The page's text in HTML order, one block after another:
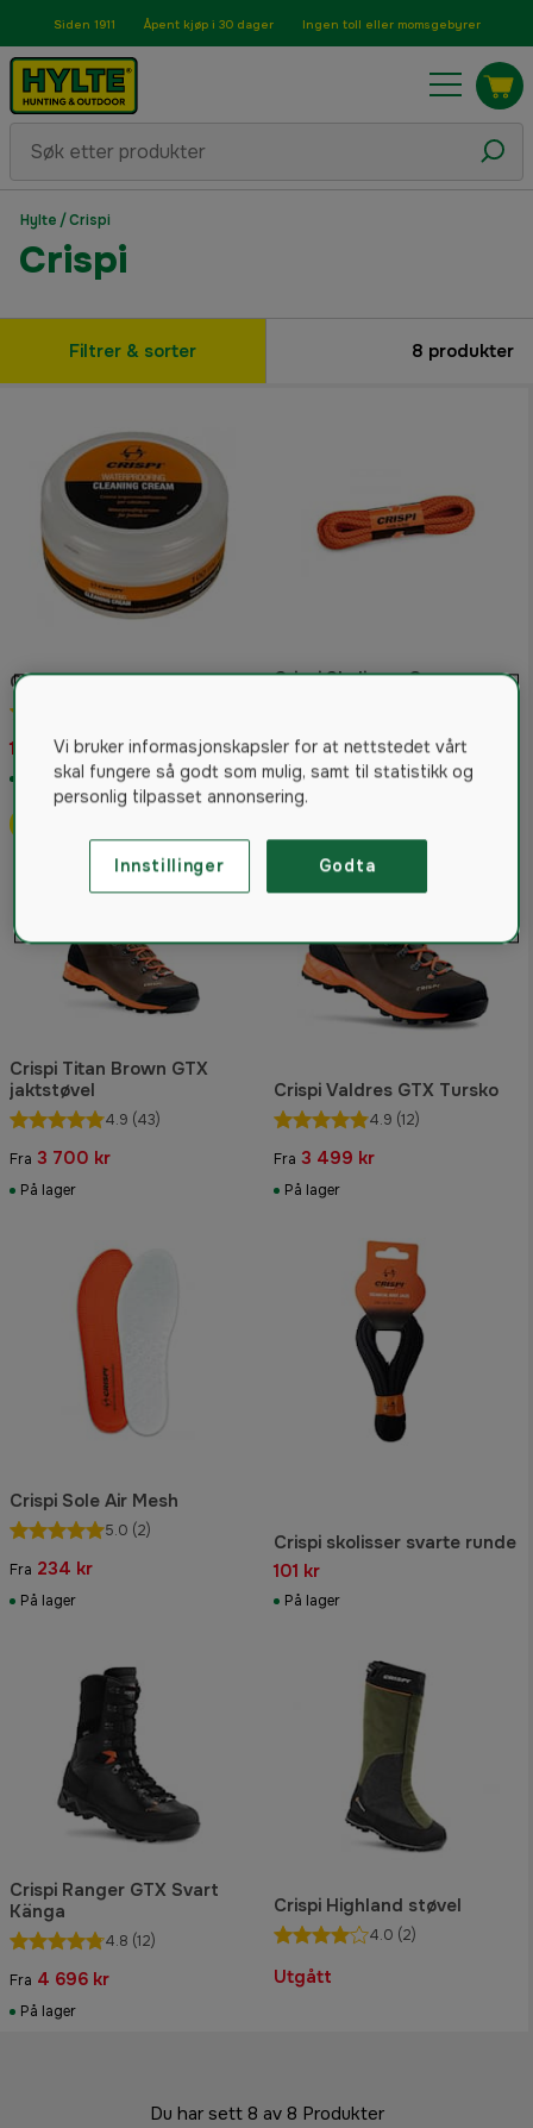
Siden 1911 Åpent kjøp i 30 dager Ingen toll eller momsgebyrer
Hylte /Crispi
Crispi
Filtrer & sorter 8 produkter
Crispi wax 100ML
179 kr
På lager
Crispi Skolisser Orange
Fra 71 kr
På lager
Crispi Titan Brown GTX
jaktstøvel
4.9 (43)
Fra 3 700 kr
På lager
Crispi Valdres GTX Tursko
4.9 (12)
Fra 3 499 kr
På lager
Crispi Sole Air Mesh
5.0 (2)
Fra 234 kr
På lager
Crispi skolisser svarte runde
101 kr
På lager
Crispi Ranger GTX Svart
Känga
4.8 (12)
Fra 4 696 kr
På lager
Crispi Highland støvel
4.0 (2)
Utgått
Du har sett 8 av 8 Produkter
Vi bruker informasjonskapsler for at nettstedet vårt
skal fungere så godt som mulig, samt til statistikk og
personlig tilpasset annonsering.
Innstillinger Godta